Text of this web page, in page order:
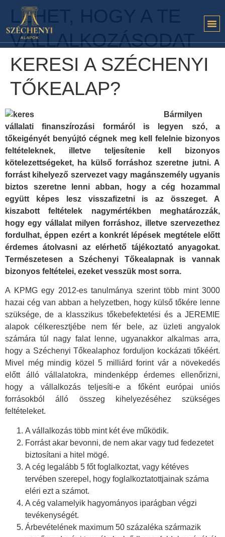
LEHET, HOGY A TE
VÁLLALKOZÁSODAT
KERESI A SZÉCHENYI
TŐKEALAP?
Bármilyen
vállalati finanszírozási formáról is legyen szó, a
tőkeigényét benyújtó cégnek meg kell felelnie bizonyos
feltételeknek, illetve teljesítenie kell bizonyos
kötelezettségeket, ha külső forráshoz szeretne jutni. A
forrást kihelyező szervezet vagy magánszemély ugyanis
biztos szeretne lenni abban, hogy a cég hozammal
együtt képes lesz visszafizetni is az összeget. A
kiszabott feltételek nagymértékben meghatározzák,
hogy egy vállalat milyen forráshoz, illetve szervezethez
fordulhat, éppen ezért a konkrét lépések megtétele előtt
érdemes átolvasni az elérhető tájékoztató anyagokat.
Természetesen a Széchenyi Tőkealapnak is vannak
bizonyos feltételei, ezeket vesszük most sorra.
A KPMG egy 2012-es tanulmánya szerint több mint 3000
hazai cég van abban a helyzetben, hogy külső tőkére lenne
szüksége, de a klasszikus tőkebefektetési és a JEREMIE
alapok célkeresztjébe nem fér bele, az üzleti angyalok
számára túl nagy falat lenne, ugyanakkor alkalmas arra,
hogy a Széchenyi Tőkealaphoz forduljon kockázati tőkéért.
Mivel még mindig közel 5 milliárd forint vár a növekedés
előtt álló vállalatokra, mindenképp érdemes ellenőrizni,
hogy a vállalkozás teljesíti-e a főként európai uniós
forrásokból álló összeg kihelyezéséhez szükséges
feltételeket.
A vállalkozás több mint két éve működik.
Forrást akar bevonni, de nem akar vagy tud fedezetet
biztosítani a hitel mögé.
A cég legalább 5 főt foglalkoztat, vagy kétéves
tervében szerepel, hogy foglalkoztatottjainak száma
eléri ezt a számot.
A cég valamelyik hagyományos iparágban végzi
tevékenységét.
Árbevételének maximum 50 százaléka származik